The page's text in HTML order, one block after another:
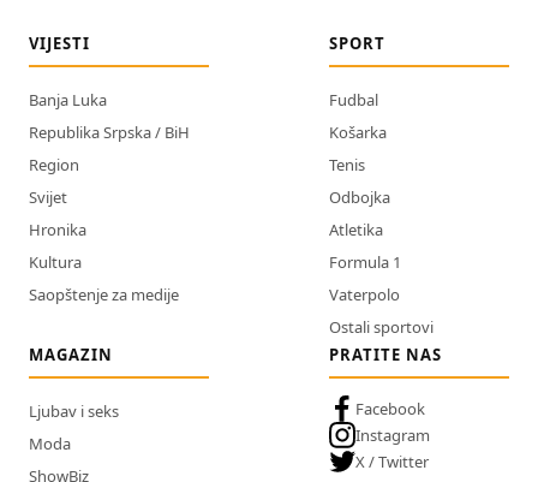
VIJESTI
Banja Luka
Republika Srpska / BiH
Region
Svijet
Hronika
Kultura
Saopštenje za medije
SPORT
Fudbal
Košarka
Tenis
Odbojka
Atletika
Formula 1
Vaterpolo
Ostali sportovi
MAGAZIN
Ljubav i seks
Moda
ShowBiz
PRATITE NAS
Facebook
Instagram
X / Twitter